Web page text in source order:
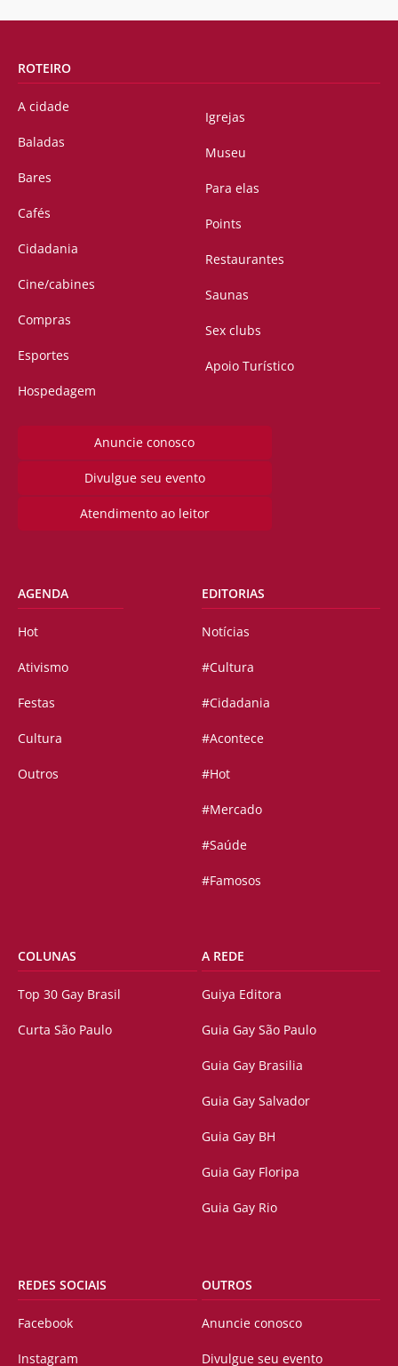
ROTEIRO
A cidade
Baladas
Bares
Cafés
Cidadania
Cine/cabines
Compras
Esportes
Hospedagem
Igrejas
Museu
Para elas
Points
Restaurantes
Saunas
Sex clubs
Apoio Turístico
Anuncie conosco
Divulgue seu evento
Atendimento ao leitor
AGENDA
Hot
Ativismo
Festas
Cultura
Outros
EDITORIAS
Notícias
#Cultura
#Cidadania
#Acontece
#Hot
#Mercado
#Saúde
#Famosos
COLUNAS
Top 30 Gay Brasil
Curta São Paulo
A REDE
Guiya Editora
Guia Gay São Paulo
Guia Gay Brasilia
Guia Gay Salvador
Guia Gay BH
Guia Gay Floripa
Guia Gay Rio
REDES SOCIAIS
Facebook
Instagram
OUTROS
Anuncie conosco
Divulgue seu evento